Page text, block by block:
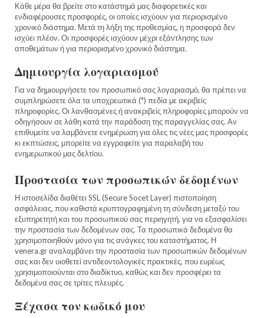
Κάθε μέρα θα βρείτε στο κατάστημά μας διαφορετικές και
ενδιαφέρουσες προσφορές, οι οποίες ισχύουν για περιορισμένο
χρονικό διάστημα. Μετά τη λήξη της προθεσμίας, η προσφορά δεν
ισχύει πλέον. Οι προσφορές ισχύουν μέχρι εξάντλησης των
αποθεμάτων ή για περιορισμένο χρονικό διάστημα.
Δημιουργία λογαριασμού
Για να δημιουργήσετε τον προσωπικό σας λογαριασμό, θα πρέπει να
συμπληρώσετε όλα τα υποχρεωτικά (*) πεδία με ακριβείς
πληροφορίες. Οι λανθασμένες ή ανακριβείς πληροφορίες μπορούν να
οδηγήσουν σε λάθη κατά την παράδοση της παραγγελίας σας. Αν
επιθυμείτε να λαμβάνετε ενημέρωση για όλες τις νέες μας προσφορές
κι εκπτώσεις, μπορείτε να εγγραφείτε για παραλαβή του
ενημερωτικού μας δελτίου.
Προστασία των προσωπικών δεδομένων
Η ιστοσελίδα διαθέτει SSL (Secure Socet Layer) πιστοποίηση
ασφάλειας, που καθιστά κρυπτογραφημένη τη σύνδεση μεταξύ του
εξυπηρετητή και του προσωπικού σας περιηγητή, για να εξασφαλίσει
την προστασία των δεδομένων σας. Τα προσωπικά δεδομένα θα
χρησιμοποιηθούν μόνο για τις ανάγκες του καταστήματος. Η
venera.gr αναλαμβάνει την προστασία των προσωπικών δεδομένων
σας και δεν υιοθετεί αντιδεοντολογικές πρακτικές, που ευρέως
χρησιμοποιούνται στο διαδίκτυο, καθώς και δεν προσφέρει τα
δεδομένα σας σε τρίτες πλευρές.
Ξέχασα τον κωδικό μου